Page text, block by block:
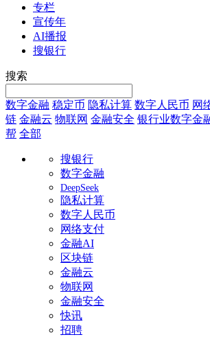
专栏
宣传年
AI播报
搜银行
搜索
数字金融 稳定币 隐私计算 数字人民币 网
链 金融云 物联网 金融安全 银行业数字金
帮 全部
搜银行
数字金融
DeepSeek
隐私计算
数字人民币
网络支付
金融AI
区块链
金融云
物联网
金融安全
快讯
招聘